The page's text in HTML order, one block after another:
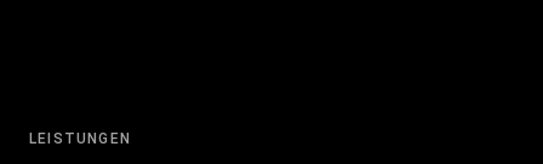
LEISTUNGEN